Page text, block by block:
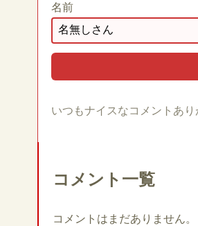
名前
いつもナイスなコメントあ
コメント一覧
コメントはまだありません。